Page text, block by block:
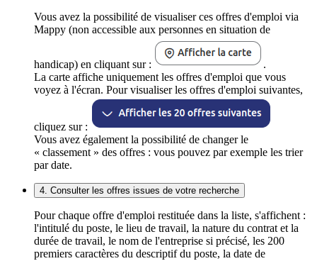
Vous avez la possibilité de visualiser ces offres d'emploi via
Mappy (non accessible aux personnes en situation de
handicap) en cliquant sur :
.
La carte affiche uniquement les offres d'emploi que vous
voyez à l'écran. Pour visualiser les offres d'emploi suivantes,
cliquez sur :
Vous avez également la possibilité de changer le
« classement » des offres : vous pouvez par exemple les trier
par date.
4. Consulter les offres issues de votre recherche
Pour chaque offre d'emploi restituée dans la liste, s'affichent :
l'intitulé du poste, le lieu de travail, la nature du contrat et la
durée de travail, le nom de l'entreprise si précisé, les 200
premiers caractères du descriptif du poste, la date de